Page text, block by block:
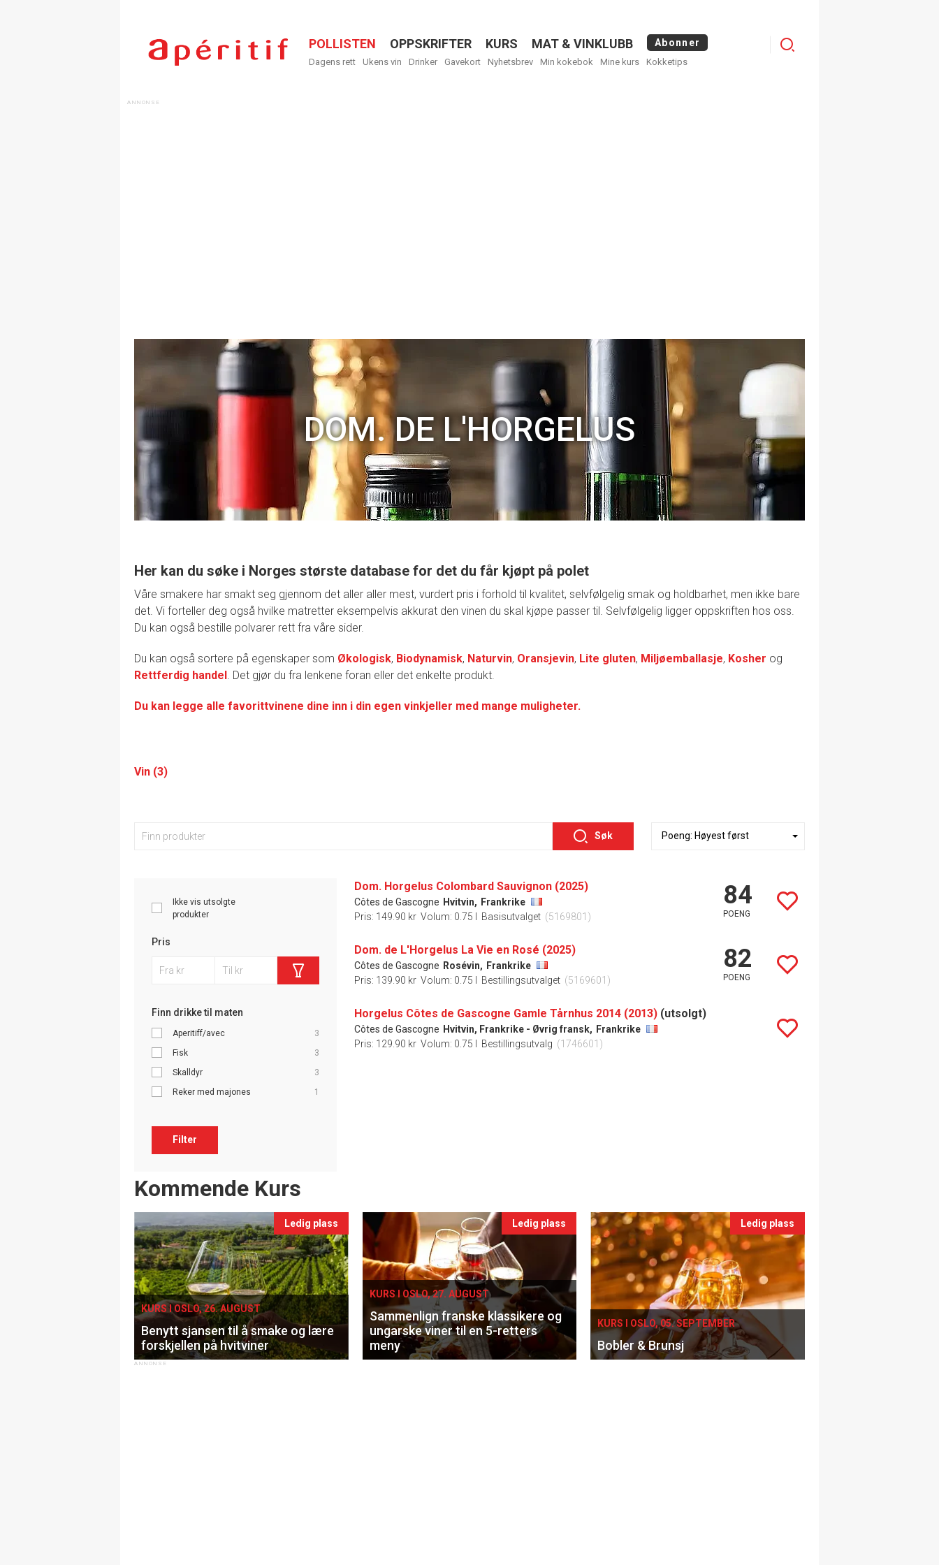
Menu
POLLISTEN OPPSKRIFTER KURS MAT & VINKLUBB Abonner
Dagens rett Ukens vin Drinker Gavekort Nyhetsbrev Min kokebok Mine kurs Kokketips
Logg
DOM. DE L'HORGELUS
Her kan du søke i Norges største database for det du får kjøpt på polet
Våre smakere har smakt seg gjennom det aller aller mest, vurdert pris i forhold til kvalitet, selvfølgelig smak og holdbarhet, men ikke bare
det. Vi forteller deg også hvilke matretter eksempelvis akkurat den vinen du skal kjøpe passer til. Selvfølgelig ligger oppskriften hos oss.
Du kan også bestille polvarer rett fra våre sider.
Du kan også sortere på egenskaper som Økologisk, Biodynamisk, Naturvin, Oransjevin, Lite gluten, Miljøemballasje, Kosher og
Rettferdig handel. Det gjør du fra lenkene foran eller det enkelte produkt.
Du kan legge alle favorittvinene dine inn i din egen vinkjeller med mange muligheter.
Vin (3)
Søk
Ikke vis utsolgte
produkter
Pris
Finn drikke til maten
Aperitiff/avec
3
Fisk
3
Skalldyr
3
Reker med majones
1
Filter
Dom. Horgelus Colombard Sauvignon (2025)
Côtes de Gascogne Hvitvin, Frankrike
Pris: 149.90 kr Volum: 0.75 l Basisutvalget (5169801)
84
POENG
Dom. de L'Horgelus La Vie en Rosé (2025)
Côtes de Gascogne Rosévin, Frankrike
Pris: 139.90 kr Volum: 0.75 l Bestillingsutvalget (5169601)
82
POENG
Horgelus Côtes de Gascogne Gamle Tårnhus 2014 (2013) (utsolgt)
Côtes de Gascogne Hvitvin, Frankrike - Øvrig fransk, Frankrike
Pris: 129.90 kr Volum: 0.75 l Bestillingsutvalg (1746601)
Events
Kommende Kurs
Ledig plass
KURS I OSLO, 26. AUGUST
Benytt sjansen til å smake og lære
forskjellen på hvitviner
Ledig plass
KURS I OSLO, 27. AUGUST
Sammenlign franske klassikere og
ungarske viner til en 5-retters
meny
Ledig plass
KURS I OSLO, 05. SEPTEMBER
Bobler & Brunsj